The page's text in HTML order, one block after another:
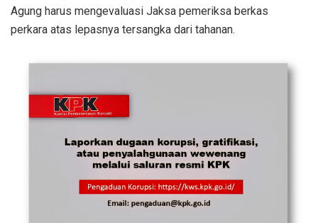
Agung harus mengevaluasi Jaksa pemeriksa berkas
perkara atas lepasnya tersangka dari tahanan.